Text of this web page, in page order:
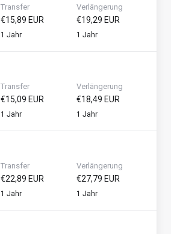
Transfer
€15,89 EUR
1 Jahr
Verlängerung
€19,29 EUR
1 Jahr
Transfer
€15,09 EUR
1 Jahr
Verlängerung
€18,49 EUR
1 Jahr
Transfer
€22,89 EUR
1 Jahr
Verlängerung
€27,79 EUR
1 Jahr